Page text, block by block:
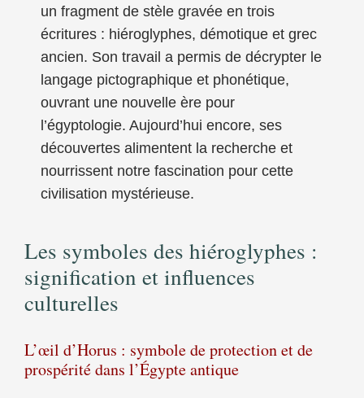
un fragment de stèle gravée en trois
écritures : hiéroglyphes, démotique et grec
ancien. Son travail a permis de décrypter le
langage pictographique et phonétique,
ouvrant une nouvelle ère pour
l’égyptologie. Aujourd’hui encore, ses
découvertes alimentent la recherche et
nourrissent notre fascination pour cette
civilisation mystérieuse.
Les symboles des hiéroglyphes :
signification et influences
culturelles
L’œil d’Horus : symbole de protection et de
prospérité dans l’Égypte antique